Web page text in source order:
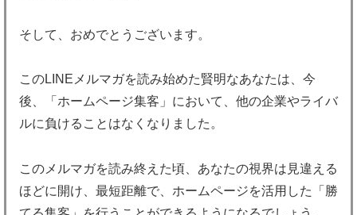
そして、おめでとうございます。
このLINEメルマガを読み始めた賢明なあなたは、今
後、「ホームページ集客」において、他の企業やライバ
ルに負けることはなくなりました。
このメルマガを読み終えた頃、あなたの視界は見違える
ほどに開け、最短距離で、ホームページを活用した「勝